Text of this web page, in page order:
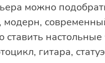
можно
гитара,